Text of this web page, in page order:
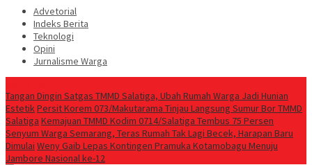
Advetorial
Indeks Berita
Teknologi
Opini
Jurnalisme Warga
Tangan Dingin Satgas TMMD Salatiga, Ubah Rumah Warga Jadi Hunian
EstetikPersit Korem 073/Makutarama Tinjau Langsung Sumur Bor TMMD
Salatiga Kemajuan TMMD Kodim 0714/Salatiga Tembus 75 Persen
Senyum Warga Semarang, Teras Rumah Tak Lagi Becek, Harapan Baru
Dimulai Weny Gaib Lepas Kontingen Pramuka Kotamobagu Menuju
Jambore Nasional ke-12